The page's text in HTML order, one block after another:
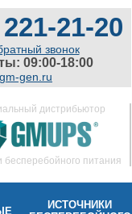
21-20
звонок
09:00-18:00
gen.ru
дистрибьютор
бесперебойного питания
ИСТОЧНИКИ